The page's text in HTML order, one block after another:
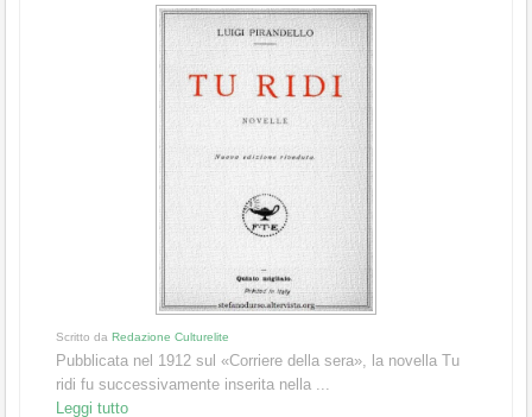
Scritto da Redazione Culturelite
Pubblicata nel 1912 sul «Corriere della sera», la novella Tu
ridi fu successivamente inserita nella ...
Leggi tutto